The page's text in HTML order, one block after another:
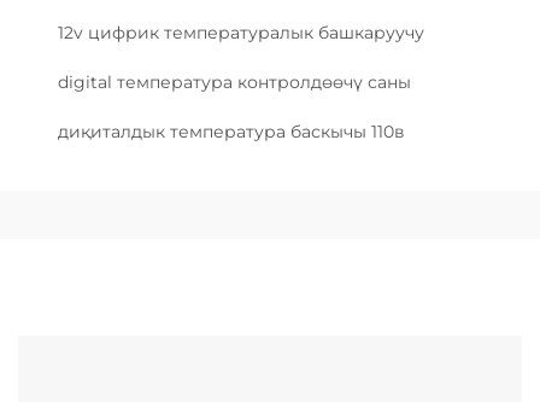
12v цифрик температуралык башкаруучу
digital температура контролдөөчү саны
диқиталдык температура баскычы 110в